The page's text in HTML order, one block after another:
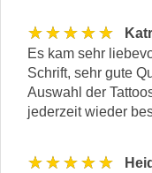
★★★★★
Es kam sehr
Schrift, sehr gute
Auswahl der
jederzeit wieder
★★★★★